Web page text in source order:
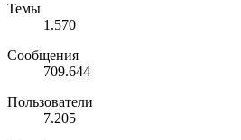
Темы
1.570
Сообщения
709.644
Пользователи
7.205